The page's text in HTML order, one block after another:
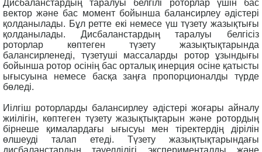
Дисбаланстардың таралуы белгілі роторлар үшін бас
вектор және бас момент бойынша балансирлеу әдістері
қолданылады. Бұл ретте екі немесе үш түзету жазықтығы
қолданылады. Дисбаланстардың таралуы белгісіз
роторлар көптеген түзету жазықтықтарында
балансирленеді, түзетуші массаларды ротор ұзындығы
бойынша ротор осінің бас орталық инерция осіне қатысты
ығысуына немесе басқа заңға пропорционалды түрде
бөледі.
Иілгіш роторларды балансирлеу әдістері жоғары айналу
жиілігін, көптеген түзету жазықтықтарын және ротордың
бірнеше қималардағы ығысуы мен тіректердің дірілін
өлшеуді талап етеді. Түзету жазықтықтарындағы